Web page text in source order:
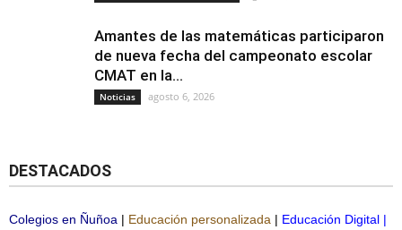
Amantes de las matemáticas participaron
de nueva fecha del campeonato escolar
CMAT en la...
Noticias agosto 6, 2026
DESTACADOS
Colegios en Ñuñoa | Educación personalizada | Educación Digital |